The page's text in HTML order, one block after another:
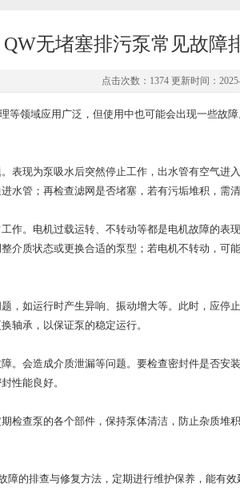
QW无堵塞排污泵常见故障
点击次数：1374 更新时间：
等领域应用广泛，但使用中也可能会出现一些故
现为泵吸水后突然停止工作，出水管有空气进
水管；再检查滤网是否堵塞，若有污垢堆积，需
。电机过载运转、不转动等都是电机故障的表
介质状态或更换合适的泵型；若电机不转动，可
如运行时产生异响、振动增大等。此时，应停
轴承，以保证泵的稳定运行。
会造成介质泄漏等问题。要检查密封件是否安
性能良好。
查泵的各个部件，保持泵体清洁，防止杂质堆
障的排查与修复方法，定期进行维护保养，能有